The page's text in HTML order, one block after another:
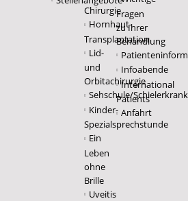
Chirurgie
Hornhaut-
Transplantation
Lid-
und
Orbitachirurgie
Sehschule/
Kinder-
Spezialsprechstunde
Ein
Leben
ohne
Brille
Uveitis
Fragen
zu Ihrer
Behandlung
Infoabende
International
Patients
Anfahrt